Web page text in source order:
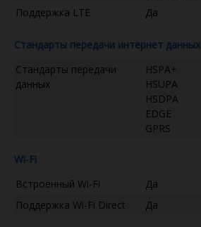
Поддержка LTE Да
Стандарты передачи интернет данных
Стандарты передачи
данных
HSPA+
HSUPA
HSDPA
EDGE
GPRS
Wi-Fi
Встроенный Wi-Fi
Да
Поддержка Wi-Fi Direct
Да